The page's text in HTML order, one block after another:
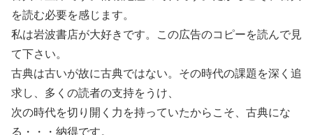
を読む必要を感じます。
私は岩波書店が大好きです。この広告のコピーを読んで見
て下さい。
古典は古いが故に古典ではない。その時代の課題を深く追
求し、多くの読者の支持をうけ、
次の時代を切り開く力を持っていたからこそ、古典にな
る・・・納得です。